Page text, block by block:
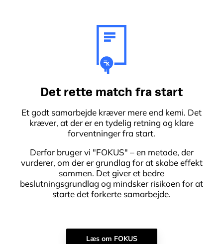
Det rette match fra start
Et godt samarbejde kræver mere end kemi. Det
kræver, at der er en tydelig retning og klare
forventninger fra start.
Derfor bruger vi "FOKUS" – en metode, der
vurderer, om der er grundlag for at skabe effekt
sammen. Det giver et bedre
beslutningsgrundlag og mindsker risikoen for at
starte det forkerte samarbejde.
Læs om FOKUS